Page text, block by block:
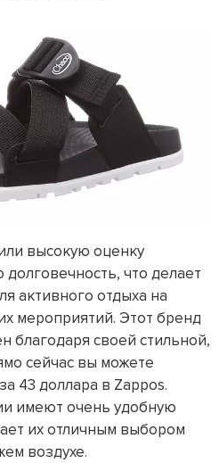
высокую оценку
что делает
активного отдыха на
мероприятий. Этот бренд
благодаря своей стильной,
сейчас вы можете
43 доллара в Zappos.
имеют очень удобную
их отличным выбором
воздухе.